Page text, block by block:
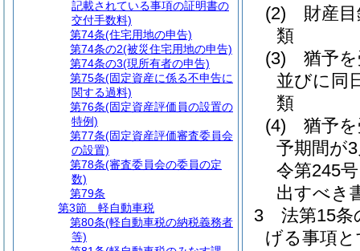
(2)
財産
類
(3)
猶予
並びに同
類
(4)
猶予
予期間が
令第245
出すべき
3
法第15
げる事項
記載されている事項の証明書の
交付手数料)
第74条(住宅用地の申告)
第74条の2(被災住宅用地の申告)
第74条の3(現所有者の申告)
第75条(固定資産に係る不申告に
関する過料)
第76条(固定資産評価員の設置の
特例)
第77条(固定資産評価審査委員会
の設置)
第78条(審査委員会の委員の定
数)
第79条
第3節
軽自動車税
第80条(軽自動車税の納税義務者
等)